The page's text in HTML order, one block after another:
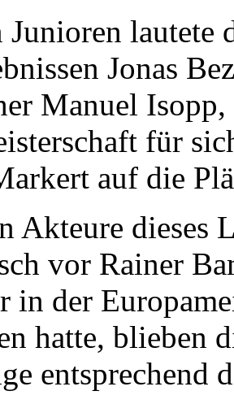
Junioren lautete
Jonas
Manuel
für
auf die
Akteure dieses
vor Rainer
in der
hatte, blieben
entsprechend